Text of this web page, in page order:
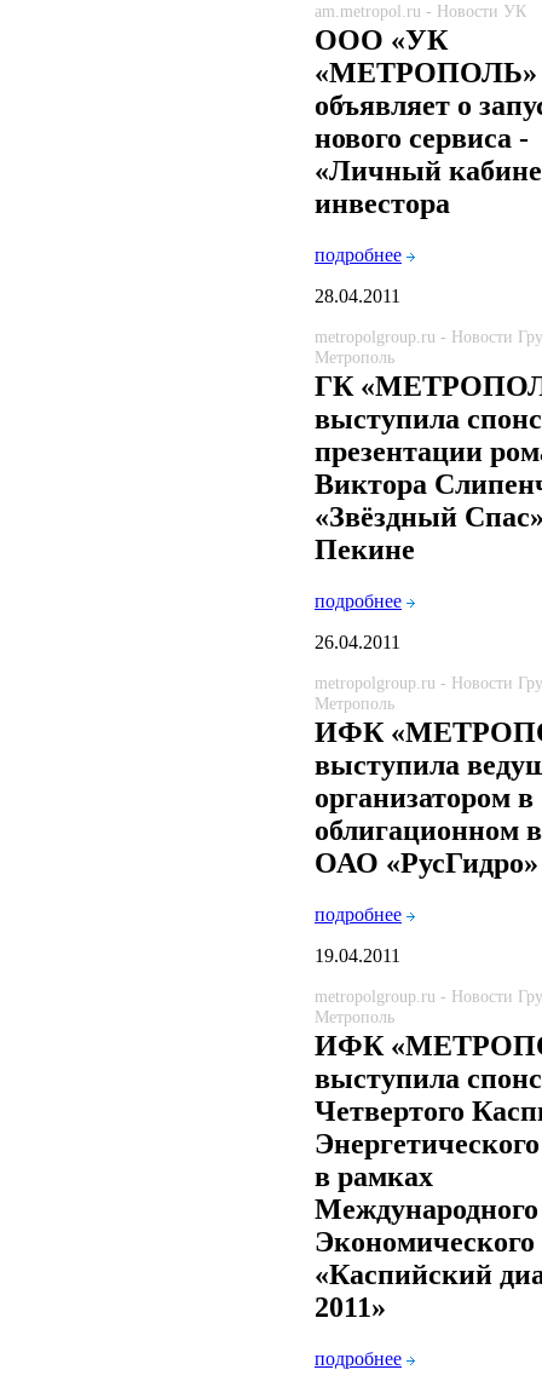
am.metropol.ru - Новости УК
ООО «УК
«МЕТРОПОЛЬ»
объявляет о
нового сервиса -
«Личный
инвестора
подробнее
28.04.2011
metropolgroup.ru - Новости
Метрополь
ГК
выступила
презентации
Виктора
«Звёздный
Пекине
подробнее
26.04.2011
metropolgroup.ru - Новости
Метрополь
ИФК
выступила
организатором в
облигационном
ОАО «РусГидро»
подробнее
19.04.2011
metropolgroup.ru - Новости
Метрополь
ИФК
выступила
Четвертого
в рамках
Международного
«Каспийский
2011»
подробнее